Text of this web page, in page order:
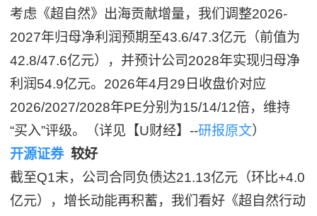
考虑《超自然》出海贡献增量，我们调整2026-
2027年归母净利润预期至43.6/47.3亿元（前值为
42.8/47.6亿元），并预计公司2028年实现归母净
利润54.9亿元。2026年4月29日收盘价对应
2026/2027/2028年PE分别为15/14/12倍，维持
“买入”评级。（详见【U财经】--研报原文）
开源证券较好
截至Q1末，公司合同负债达21.13亿元（环比+4.0
亿元），增长动能再积蓄，我们看好《超自然行动